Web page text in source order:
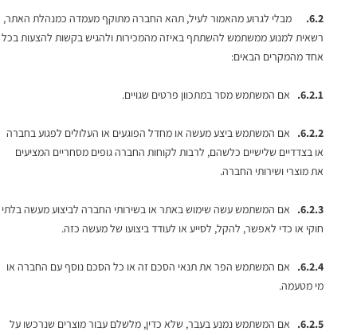
6.2.
מבלי לגרוע מהאמור לעיל, תהא החברה מתוקף מעמדה כמנהלת האתר,
רשאית למנוע ממשתמש להשתתף באיזה מהמכירות ולהגיש בקשות להצעות בכל
אחד מהמקרים הבאים:
6.2.1. אם המשתמש מסר במתכוון פרטים שגויים.
6.2.2.
אם המשתמש ביצע מעשה או מחדל הפוגעים או העלולים לפגוע בחברה
או בצדדיים שלישיים כלשהם, לרבות לקוחות החברה גופים מסחריים המציעים
את מוצרי ושירותי החברה.
6.2.3.
אם המשתמש עשה שימוש באתר או בשירותי החברה לביצוע מעשה בלתי
חוקי או כדי לאפשר, להקל, לסייע או לעודד ביצועו של מעשה כזה.
6.2.4.
אם המשתמש הפר את תנאי הסכם זה או כל הסכם נוסף עם החברה או
מי מטעמה.
6.2.5.
אם המשתמש נמנע בעבר, שלא כדין, מלשלם עבור מוצרים שנרכשו על